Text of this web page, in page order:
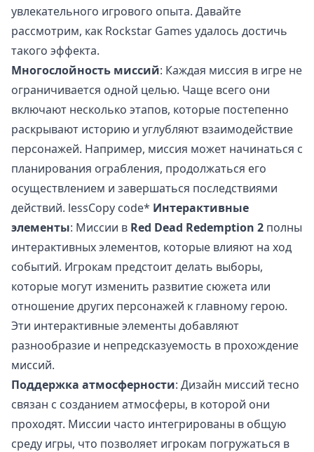
увлекательного игрового опыта. Давайте
рассмотрим, как Rockstar Games удалось достичь
такого эффекта.
Многослойность миссий: Каждая миссия в игре не
ограничивается одной целью. Чаще всего они
включают несколько этапов, которые постепенно
раскрывают историю и углубляют взаимодействие
персонажей. Например, миссия может начинаться с
планирования ограбления, продолжаться его
осуществлением и завершаться последствиями
действий. lessCopy code* Интерактивные
элементы: Миссии в Red Dead Redemption 2 полны
интерактивных элементов, которые влияют на ход
событий. Игрокам предстоит делать выборы,
которые могут изменить развитие сюжета или
отношение других персонажей к главному герою.
Эти интерактивные элементы добавляют
разнообразие и непредсказуемость в прохождение
миссий.
Поддержка атмосферности: Дизайн миссий тесно
связан с созданием атмосферы, в которой они
проходят. Миссии часто интегрированы в общую
среду игры, что позволяет игрокам погружаться в